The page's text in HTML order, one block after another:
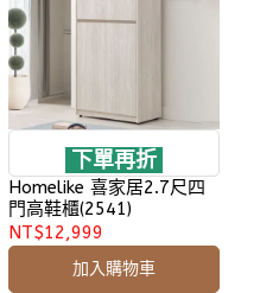
下單再折
Homelike 喜家居2.7尺四
門高鞋櫃(2541)
NT$12,999
加入購物車